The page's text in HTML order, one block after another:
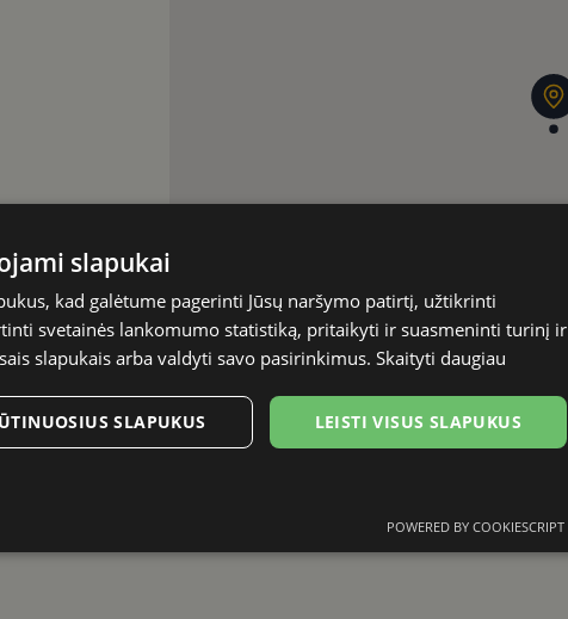
slapukai
kad galėtume pagerinti Jūsų naršymo patirtį, užtikrinti
svetainės lankomumo statistiką, pritaikyti ir suasmeninti turinį ir
slapukais arba valdyti savo pasirinkimus. Skaityti daugiau
LEISTI VISUS SLAPUKUS
SLAPUKUS
slapukai
slapukai
Neklasifikuoti
slapukai
POWERED BY COOKIESCRIPT